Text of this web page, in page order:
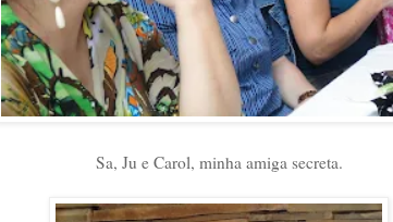
Sa, Ju e Carol, minha amiga secreta.